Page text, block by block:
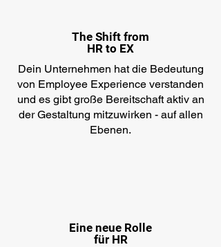
The Shift from
HR to EX
Dein Unternehmen hat die Bedeutung
von Employee Experience verstanden
und es gibt große Bereitschaft aktiv an
der Gestaltung mitzuwirken - auf allen
Ebenen.
Eine neue Rolle
für HR